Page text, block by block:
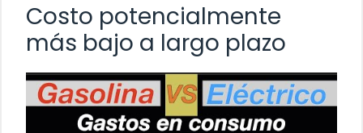
Costo potencialmente
más bajo a largo plazo